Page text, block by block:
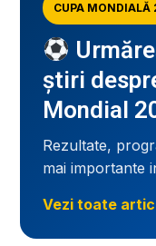
CUPA MONDIALĂ
știri
Mondial
Rezultate,
mai importante
Vezi toate